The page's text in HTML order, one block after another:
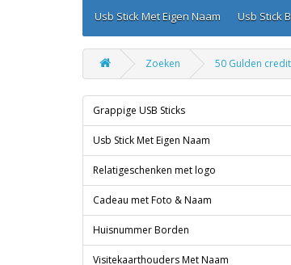
Usb Stick Met Eigen Naam Usb Stick
Zoeken 50 Gulden
Grappige USB Sticks
Usb Stick Met Eigen Naam
Relatigeschenken met logo
Cadeau met Foto & Naam
Huisnummer Borden
Visitekaarthouders Met Naam